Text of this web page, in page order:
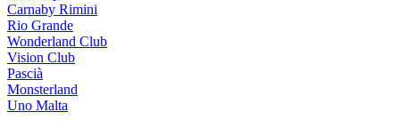
Carnaby Rimini
Rio Grande
Wonderland Club
Vision Club
Pascià
Monsterland
Uno Malta